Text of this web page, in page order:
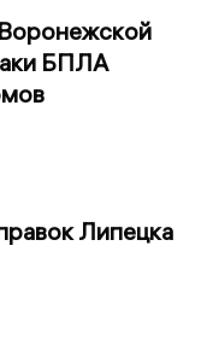
БПЛА
Липецка